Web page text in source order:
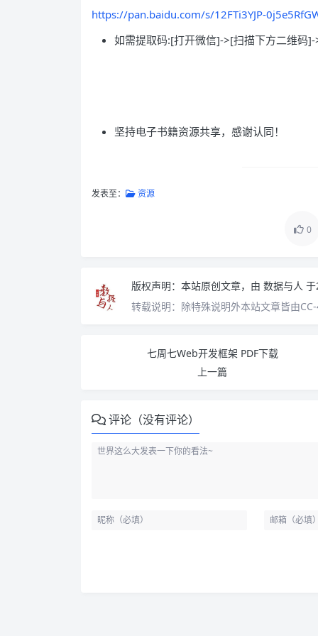
https://pan.baidu.com/s/12FTi3YJP-
如需提取码:[打开微信]->[扫描下方二维码
坚持电子书籍资源共享，感谢认同！
发表至： 资源
0
版权声明： 本站原创文章，由 数据与人
转载说明： 除特殊说明外本站文章皆由
七周七Web开发框架 PDF下载
上一篇
评论（没有评论）